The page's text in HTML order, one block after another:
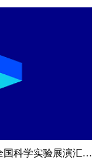
关于举办2026年全国科普讲解大赛和全国科学实验展演汇演活动湖南预选赛的通知